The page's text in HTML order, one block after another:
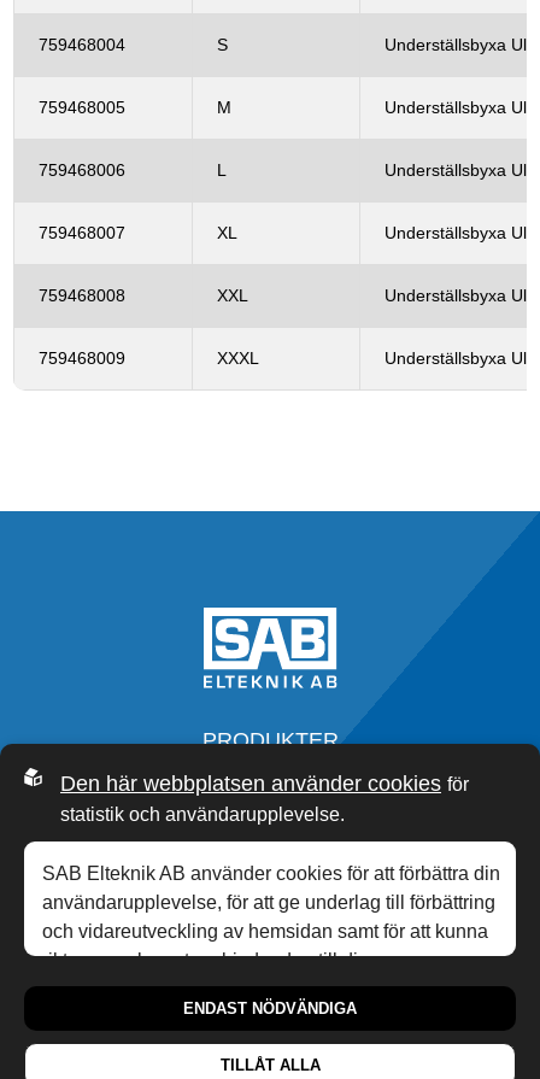
759468004 S Underställsbyxa Ull
759468005 M Underställsbyxa Ull
759468006 L Underställsbyxa Ull
759468007 XL Underställsbyxa Ull
759468008 XXL Underställsbyxa Ull
759468009 XXXL Underställsbyxa Ull
PRODUKTER
SERVICE
OM OSS
SAB ACADEMY
NYHETER
KONTAKT
HONUNGSGATAN 10, 432 48
Den här webbplatsen använder cookies för
statistik och användarupplevelse.
SAB Elteknik AB använder cookies för att förbättra din
användarupplevelse, för att ge underlag till förbättring
och vidareutveckling av hemsidan samt för att kunna
rikta mer relevanta erbjudanden till dig.
Läs gärna vårpersonuppgiftspolicy. Om du
ändra ditt val i efterhand hittar du den möjligheten i
ENDAST NÖDVÄNDIGA
TILLÅT ALLA